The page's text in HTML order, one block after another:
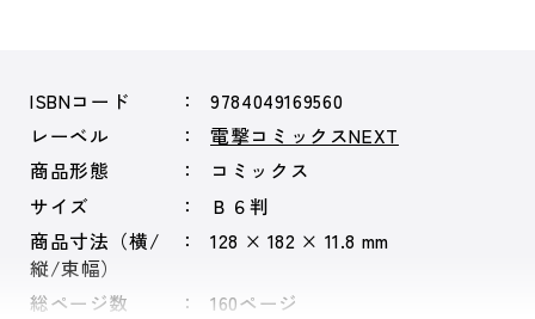
ISBNコード
9784049169560
レーベル
電撃コミックスNEXT
商品形態
コミックス
サイズ
Ｂ６判
商品寸法（横/
縦/束幅）
128 × 182 × 11.8 mm
総ページ数 160ページ